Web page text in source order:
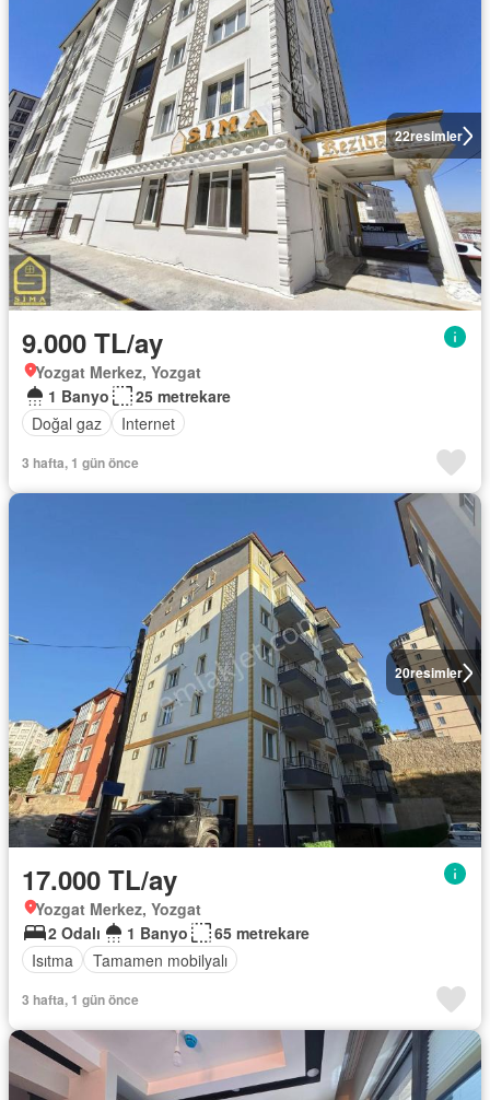
22resimler
9.000 TL/ay
Yozgat Merkez, Yozgat
1 Banyo
25 metrekare
Doğal gaz
Internet
3 hafta, 1 gün önce
20resimler
17.000 TL/ay
Yozgat Merkez, Yozgat
2 Odalı
1 Banyo
65 metrekare
Isıtma
Tamamen mobilyalı
3 hafta, 1 gün önce